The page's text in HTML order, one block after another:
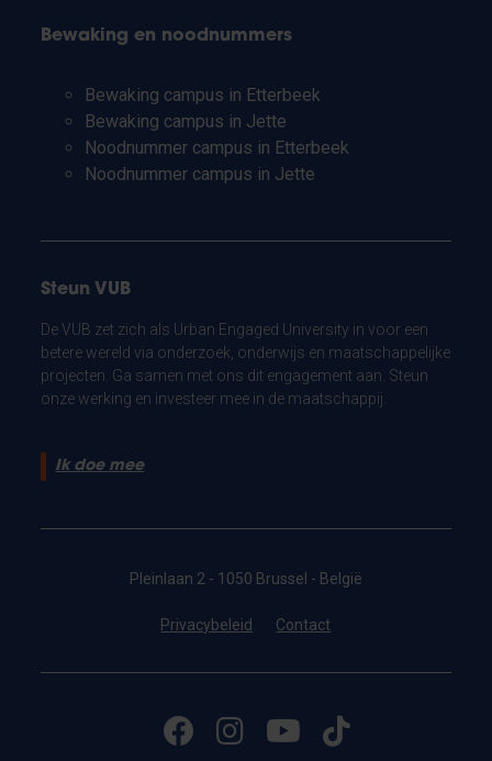
Bewaking en noodnummers
Bewaking campus in Etterbeek
Bewaking campus in Jette
Noodnummer campus in Etterbeek
Noodnummer campus in Jette
Steun VUB
De VUB zet zich als Urban Engaged University in voor een
betere wereld via onderzoek, onderwijs en maatschappelijke
projecten. Ga samen met ons dit engagement aan. Steun
onze werking en investeer mee in de maatschappij.
Ik doe mee
Pleinlaan 2 - 1050 Brussel - België
Privacybeleid Contact